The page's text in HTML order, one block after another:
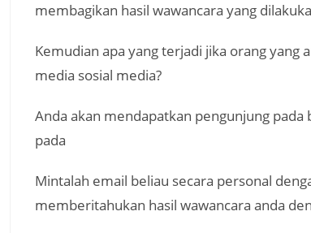
membagikan hasil wawancara yang
Kemudian apa yang terjadi jika orang yang
media sosial media?
Anda akan mendapatkan pengunjung
pada
Mintalah email beliau secara personal
memberitahukan hasil wawancara anda